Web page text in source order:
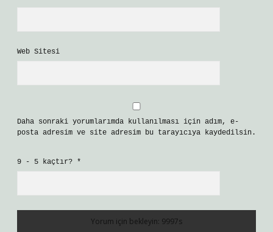
Web Sitesi
Daha sonraki yorumlarımda kullanılması için adım, e-
posta adresim ve site adresim bu tarayıcıya kaydedilsin.
9 - 5 kaçtır? *